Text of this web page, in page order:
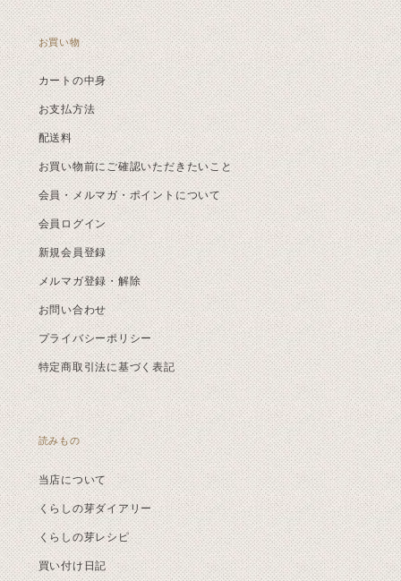
お買い物
カートの中身
お支払方法
配送料
お買い物前にご確認いただきたいこと
会員・メルマガ・ポイントについて
会員ログイン
新規会員登録
メルマガ登録・解除
お問い合わせ
プライバシーポリシー
特定商取引法に基づく表記
読みもの
当店について
くらしの芽ダイアリー
くらしの芽レシピ
買い付け日記